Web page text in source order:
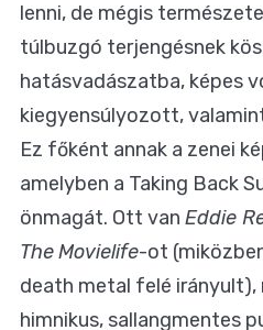
lenni, de mégis
túlbuzgó terjengésnek
hatásvadászatba, képes
kiegyensúlyozott,
Ez főként annak a zenei
amelyben a Taking Back
önmagát. Ott van Eddie
TheMovielife-ot
death metal felé irányult),
himnikus, sallangmentes